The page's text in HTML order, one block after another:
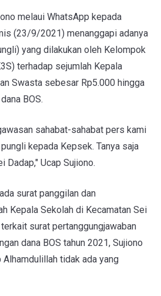
melaui WhatsApp kepada
(23/9/2021) menanggapi adanya
yang dilakukan oleh Kelompok
terhadap sejumlah Kepala
Swasta sebesar Rp5.000 hingga
BOS.
sahabat-sahabat pers kami
kepada Kepsek. Tanya saja
Dadap," Ucap Sujiono.
surat panggilan dan
Kepala Sekolah di Kecamatan Sei
surat pertanggungjawaban
dana BOS tahun 2021, Sujiono
Alhamdulillah tidak ada yang